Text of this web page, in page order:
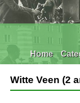
Home
Witte Veen (2